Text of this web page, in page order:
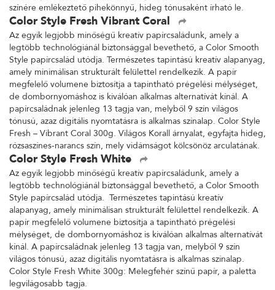
színére emlékeztető pihekönnyű, hideg tónusaként írható le.
Color Style Fresh Vibrant Coral
Az egyik legjobb minőségű kreatív papírcsaládunk, amely a
legtöbb technológiánál biztonsággal bevethető, a Color Smooth
Style papírcsalád utódja. Természetes tapintású kreatív alapanyag,
amely minimálisan strukturált felülettel rendelkezik. A papír
megfelelő volumene biztosítja a tapintható prégelési mélységet,
de dombornyomáshoz is kiválóan alkalmas alternatívát kínál. A
papírcsaládnak jelenleg 13 tagja van, melyből 9 szín világos
tónusú, azaz digitális nyomtatásra is alkalmas színalap. Color Style
Fresh – Vibrant Coral 300g. Világos Korall árnyalat, egyfajta hideg,
rózsaszínes-narancs szín, mely vidámságot kölcsönöz arculatának.
Color Style Fresh White
Az egyik legjobb minőségű kreatív papírcsaládunk, amely a
legtöbb technológiánál biztonsággal bevethető, a Color Smooth
Style papírcsalád utódja. Természetes tapintású kreatív
alapanyag, amely minimálisan strukturált felülettel rendelkezik. A
papír megfelelő volumene biztosítja a tapintható prégelési
mélységet, de dombornyomáshoz is kiválóan alkalmas alternatívát
kínál. A papírcsaládnak jelenleg 13 tagja van, melyből 9 szín
világos tónusú, azaz digitális nyomtatásra is alkalmas színalap.
Color Style Fresh White 300g: Melegfehér színű papír, a paletta
legvilágosabb tagja.